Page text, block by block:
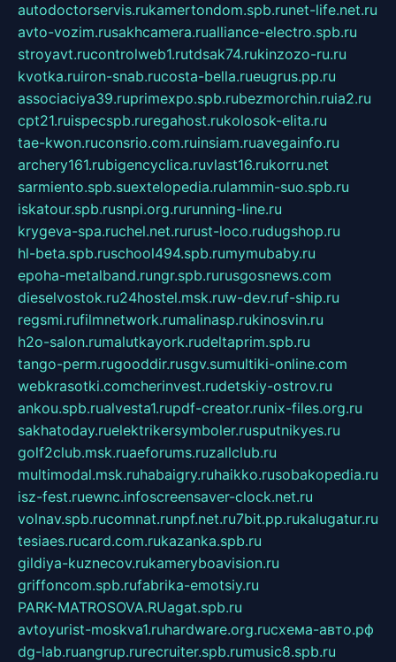
autodoctorservis.rukamertondom.spb.runet-life.net.ru
avto-vozim.rusakhcamera.rualliance-electro.spb.ru
stroyavt.rucontrolweb1.rutdsak74.rukinzozo-ru.ru
kvotka.ruiron-snab.rucosta-bella.rueugrus.pp.ru
associaciya39.ruprimexpo.spb.rubezmorchin.ruia2.ru
cpt21.ruispecspb.ruregahost.rukolosok-elita.ru
tae-kwon.ruconsrio.com.ruinsiam.ruavegainfo.ru
archery161.rubigencyclica.ruvlast16.rukorru.net
sarmiento.spb.suextelopedia.rulammin-suo.spb.ru
iskatour.spb.rusnpi.org.rurunning-line.ru
krygeva-spa.ruchel.net.rurust-loco.rudugshop.ru
hl-beta.spb.ruschool494.spb.rumymubaby.ru
epoha-metalband.rungr.spb.rurusgosnews.com
dieselvostok.ru24hostel.msk.ruw-dev.ruf-ship.ru
regsmi.rufilmnetwork.rumalinasp.rukinosvin.ru
h2o-salon.rumalutkayork.rudeltaprim.spb.ru
tango-perm.rugooddir.rusgv.sumultiki-online.com
webkrasotki.comcherinvest.rudetskiy-ostrov.ru
ankou.spb.rualvesta1.rupdf-creator.runix-files.org.ru
sakhatoday.ruelektrikersymboler.rusputnikyes.ru
golf2club.msk.ruaeforums.ruzallclub.ru
multimodal.msk.ruhabaigry.ruhaikko.rusobakopedia.ru
isz-fest.ruewnc.infoscreensaver-clock.net.ru
volnav.spb.rucomnat.runpf.net.ru7bit.pp.rukalugatur.ru
tesiaes.rucard.com.rukazanka.spb.ru
gildiya-kuznecov.rukameryboavision.ru
griffoncom.spb.rufabrika-emotsiy.ru
PARK-MATROSOVA.RUagat.spb.ru
avtoyurist-moskva1.ruhardware.org.ruсхема-авто.рф
dg-lab.ruangrup.rurecruiter.spb.rumusic8.spb.ru